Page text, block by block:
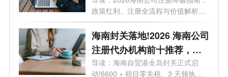
政策红利、注册全流程与价值解析。
2026年...
海南封关落地!2026 海南公司
注册代办机构前十推荐，海
口 / 三亚营业执照代办选这些
导读：海南自贸港全岛封关正式启
动!6600 + 税目零关税、3 天领执